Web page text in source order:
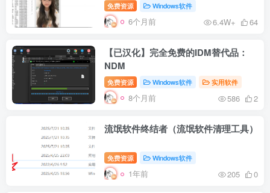
免费资源 Windows软件
6个月前 6.4W+ 64
【已汉化】完全免费的IDM替代品：
NDM
免费资源 Windows软件 实用软件
8个月前 586 2
流氓软件终结者（流氓软件清理工具）
免费资源 Windows软件
1年前 205 0